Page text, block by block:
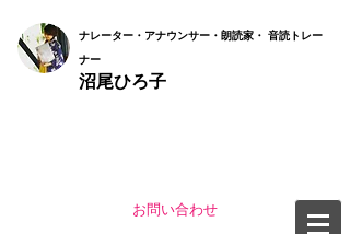
ナレーター・アナウンサー・朗読家・ 音読トレー
ナー
沼尾ひろ子
お問い合わせ